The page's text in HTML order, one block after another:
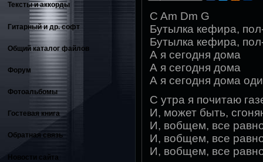
Тексты и аккорды
Гитарный и др. софт
Общий каталог файлов
Форум
Фотоальбомы
Гостевая книга
Обратная связь
Новости сайта
C Am Dm G
Бутылка кефира,
Бутылка кефира,
А я сегодня дома
А я сегодня дома
А я сегодня дома
С утра я почитаю
И, может быть,
И, вобщем, все
И, вобщем, все
И, вобщем, все